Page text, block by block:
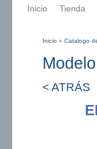
Inicio Tienda
Inicio » Catalogo
< ATRÁS